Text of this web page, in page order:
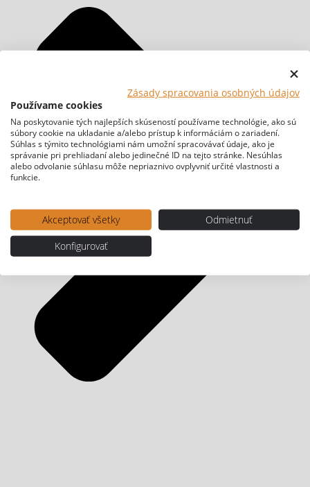
Zásady spracovania osobných údajov
Používame cookies
Na poskytovanie tých najlepších skúseností používame technológie, ako sú
súbory cookie na ukladanie a/alebo prístup k informáciám o zariadení.
Súhlas s týmito technológiami nám umožní spracovávať údaje, ako je
správanie pri prehliadaní alebo jedinečné ID na tejto stránke. Nesúhlas
alebo odvolanie súhlasu môže nepriaznivo ovplyvniť určité vlastnosti a
funkcie.
Akceptovať všetky
Odmietnuť
Konfigurovať